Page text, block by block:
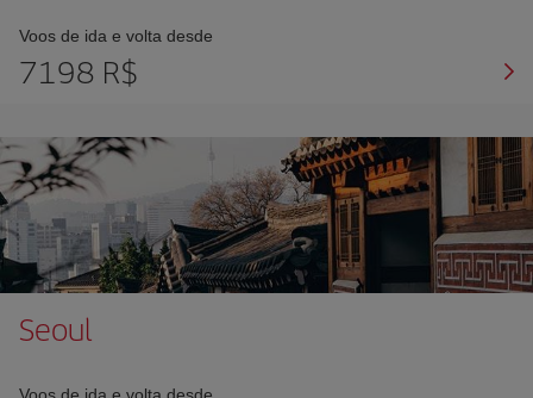
Voos de ida e volta desde
7198 R$
Seoul
Voos de ida e volta desde